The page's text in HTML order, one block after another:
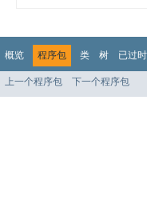
概览 程序包 类 树 已过时
上一个程序包 下一个程序包